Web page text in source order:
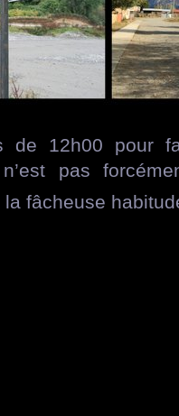
12h00 pour
pas
fâcheuse